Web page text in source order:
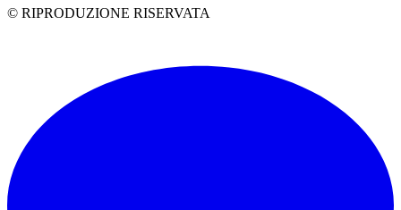
© RIPRODUZIONE RISERVATA